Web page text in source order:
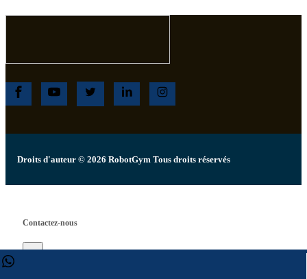
Droits d'auteur © 2026 RobotGym Tous droits réservés
Contactez-nous
×